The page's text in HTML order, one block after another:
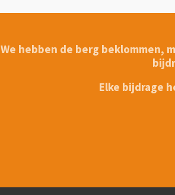
We hebben de berg beklommen,
Elke bijdrage